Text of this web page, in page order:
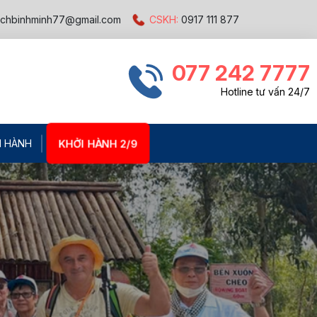
CSKH: 0917 111 877
077 242 7777
Hotline tư vấn 24/7
HÀNH KHỞI HÀNH 2/9